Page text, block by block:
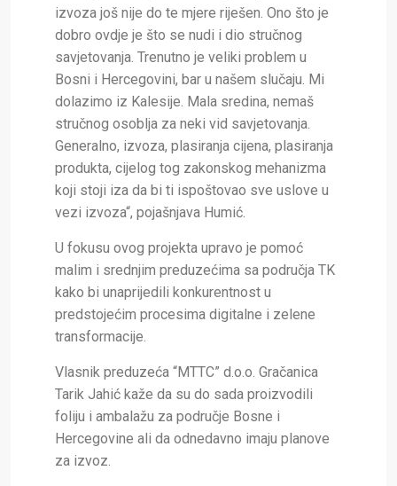
izvoza još nije do te mjere riješen. Ono što je
dobro ovdje je što se nudi i dio stručnog
savjetovanja. Trenutno je veliki problem u
Bosni i Hercegovini, bar u našem slučaju. Mi
dolazimo iz Kalesije. Mala sredina, nemaš
stručnog osoblja za neki vid savjetovanja.
Generalno, izvoza, plasiranja cijena, plasiranja
produkta, cijelog tog zakonskog mehanizma
koji stoji iza da bi ti ispoštovao sve uslove u
vezi izvoza“, pojašnjava Humić.
U fokusu ovog projekta upravo je pomoć
malim i srednjim preduzećima sa područja TK
kako bi unaprijedili konkurentnost u
predstojećim procesima digitalne i zelene
transformacije.
Vlasnik preduzeća “MTTC” d.o.o. Gračanica
Tarik Jahić kaže da su do sada proizvodili
foliju i ambalažu za područje Bosne i
Hercegovine ali da odnedavno imaju planove
za izvoz.